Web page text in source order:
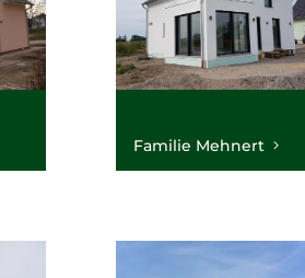
Familie Mehnert